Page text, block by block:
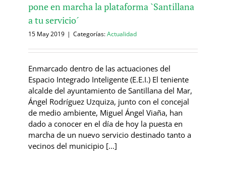
pone en marcha la plataforma `Santillana
a tu servicio´
15 May 2019 | Categorías:Actualidad
Enmarcado dentro de las actuaciones del
Espacio Integrado Inteligente (E.E.I.) El teniente
alcalde del ayuntamiento de Santillana del Mar,
Ángel Rodríguez Uzquiza, junto con el concejal
de medio ambiente, Miguel Ángel Viaña, han
dado a conocer en el día de hoy la puesta en
marcha de un nuevo servicio destinado tanto a
vecinos del municipio [...]